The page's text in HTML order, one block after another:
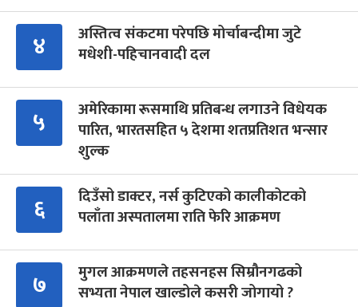
४
अस्तित्व संकटमा परेपछि मोर्चाबन्दीमा जुटे
मधेशी-पहिचानवादी दल
५
अमेरिकामा रूसमाथि प्रतिबन्ध लगाउने विधेयक
पारित, भारतसहित ५ देशमा शतप्रतिशत भन्सार
शुल्क
६
दिउँसो डाक्टर, नर्स कुटिएको कालीकोटको
पलाँता अस्पतालमा राति फेरि आक्रमण
७
मुगल आक्रमणले तहसनहस सिम्रौनगढको
सभ्यता नेपाल खाल्डोले कसरी जोगायो ?